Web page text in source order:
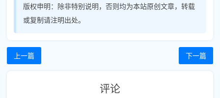
版权申明： 除非特别说明，否则均为本站原创文章，转载
或复制请注明出处。
上一篇 下一篇
评论